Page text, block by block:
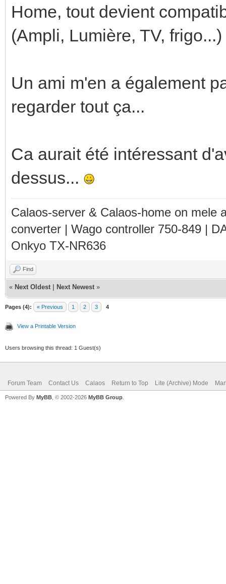
Home, tout devient
(Ampli, Lumière, TV, frigo...)
Un ami m'en a également
regarder tout ça...
Ca aurait été intéressant
dessus...
Calaos-server & Calaos-home on mele
converter | Wago controller 750-849 |
Onkyo TX-NR636
Find
« Next Oldest Next Newest »
Pages (4): « Previous 1 2 3 4
View a Printable Version
Users browsing this thread: 1 Guest(s)
Forum Team Contact Us Calaos Return to Top Lite (Archive) Mode
Powered By MyBB , © 2002-2026 MyBB Group